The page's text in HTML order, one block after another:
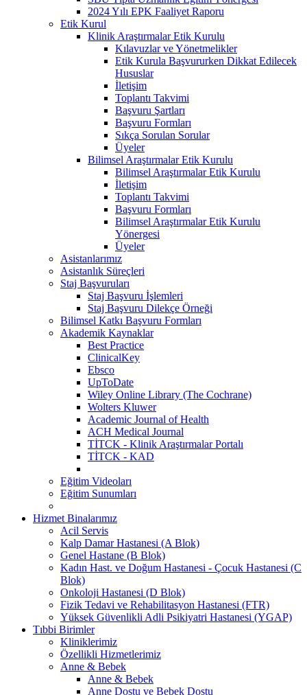
2024 Yılı EPK Faaliyet Raporu
Etik Kurul
Klinik Araştırmalar Etik Kurulu
Kılavuzlar ve Yönetmelikler
Etik Kurula Başvururken Dikkat Edilecek
Hususlar
İletişim
Toplantı Takvimi
Başvuru Şartları
Başvuru Formları
Sıkça Sorulan Sorular
Üyeler
Bilimsel Araştırmalar Etik Kurulu
Bilimsel Araştırmalar Etik Kurulu
İletişim
Toplantı Takvimi
Başvuru Formları
Bilimsel Araştırmalar Etik Kurulu
Yönergesi
Üyeler
Asistanlarımız
Asistanlık Süreçleri
Staj Başvuruları
Staj Başvuru İşlemleri
Staj Başvuru Dilekçe Örneği
Bilimsel Katkı Başvuru Formları
Akademik Kaynaklar
Best Practice
ClinicalKey
Ebsco
UpToDate
Wiley Online Library (The Cochrane)
Wolters Kluwer
Academic Journal of Health
ACH Medical Journal
TİTCK - Klinik Araştırmalar Portalı
TİTCK - KAD
Eğitim Videoları
Eğitim Sunumları
Hizmet Binalarımız
Acil Servis
Kalp Damar Hastanesi (A Blok)
Genel Hastane (B Blok)
Kadın Hast. ve Doğum Hastanesi - Çocuk Hastanesi (C
Blok)
Onkoloji Hastanesi (D Blok)
Fizik Tedavi ve Rehabilitasyon Hastanesi (FTR)
Yüksek Güvenlikli Adli Psikiyatri Hastanesi (YGAP)
Tıbbi Birimler
Kliniklerimiz
Özellikli Hizmetlerimiz
Anne & Bebek
Anne & Bebek
Anne Dostu ve Bebek Dostu